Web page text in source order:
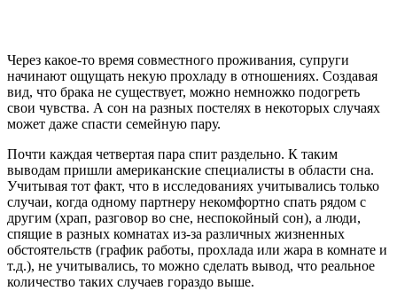
Через какое-то время совместного проживания, супруги
начинают ощущать некую прохладу в отношениях. Создавая
вид, что брака не существует, можно немножко подогреть
свои чувства. А сон на разных постелях в некоторых случаях
может даже спасти семейную пару.
Почти каждая четвертая пара спит раздельно. К таким
выводам пришли американские специалисты в области сна.
Учитывая тот факт, что в исследованиях учитывались только
случаи, когда одному партнеру некомфортно спать рядом с
другим (храп, разговор во сне, неспокойный сон), а люди,
спящие в разных комнатах из-за различных жизненных
обстоятельств (график работы, прохлада или жара в комнате и
т.д.), не учитывались, то можно сделать вывод, что реальное
количество таких случаев гораздо выше.